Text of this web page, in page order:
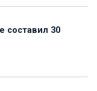
составил 30